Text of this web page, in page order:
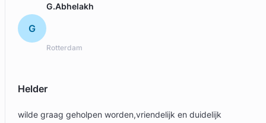
G
G.Abhelakh
Rotterdam
Helder
wilde graag geholpen worden,vriendelijk en duidelijk